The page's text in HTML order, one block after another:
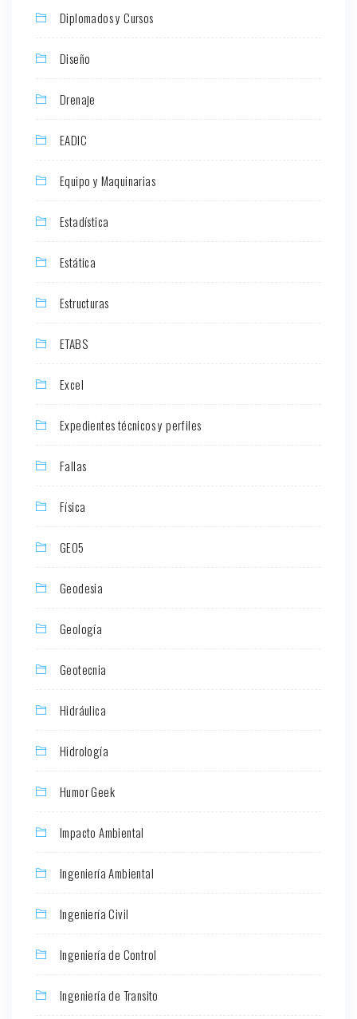
Diplomados y Cursos
Diseño
Drenaje
EADIC
Equipo y Maquinarias
Estadística
Estática
Estructuras
ETABS
Excel
Expedientes técnicos y perfiles
Fallas
Física
GEO5
Geodesia
Geología
Geotecnia
Hidráulica
Hidrología
Humor Geek
Impacto Ambiental
Ingeniería Ambiental
Ingeniería Civil
Ingeniería de Control
Ingeniería de Transito